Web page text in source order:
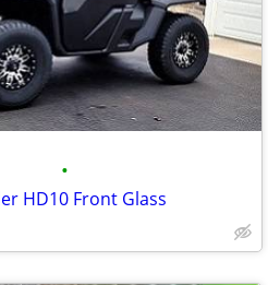
•
HD10 Front Glass